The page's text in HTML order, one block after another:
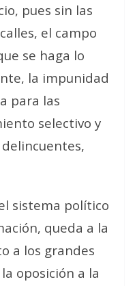
pues sin las
el campo
se haga lo
la impunidad
para las
selectivo y
sistema político
queda a la
a los grandes
oposición a la